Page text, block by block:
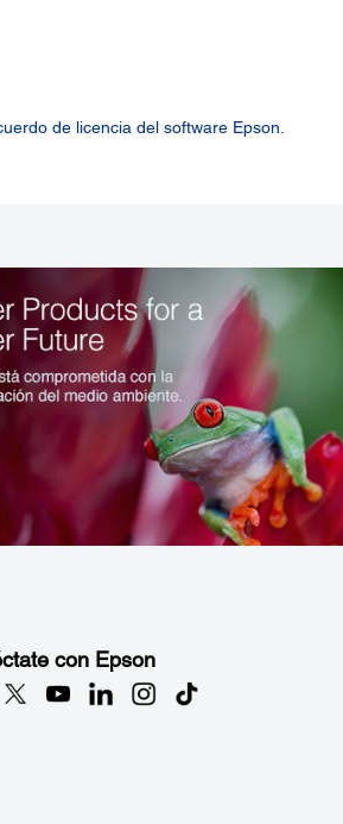
de licencia del software Epson.
con Epson